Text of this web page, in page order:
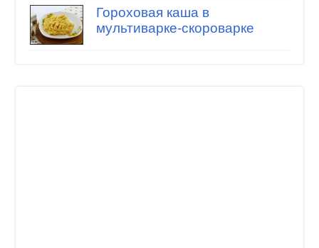
Гороховая каша в
мультиварке-скороварке